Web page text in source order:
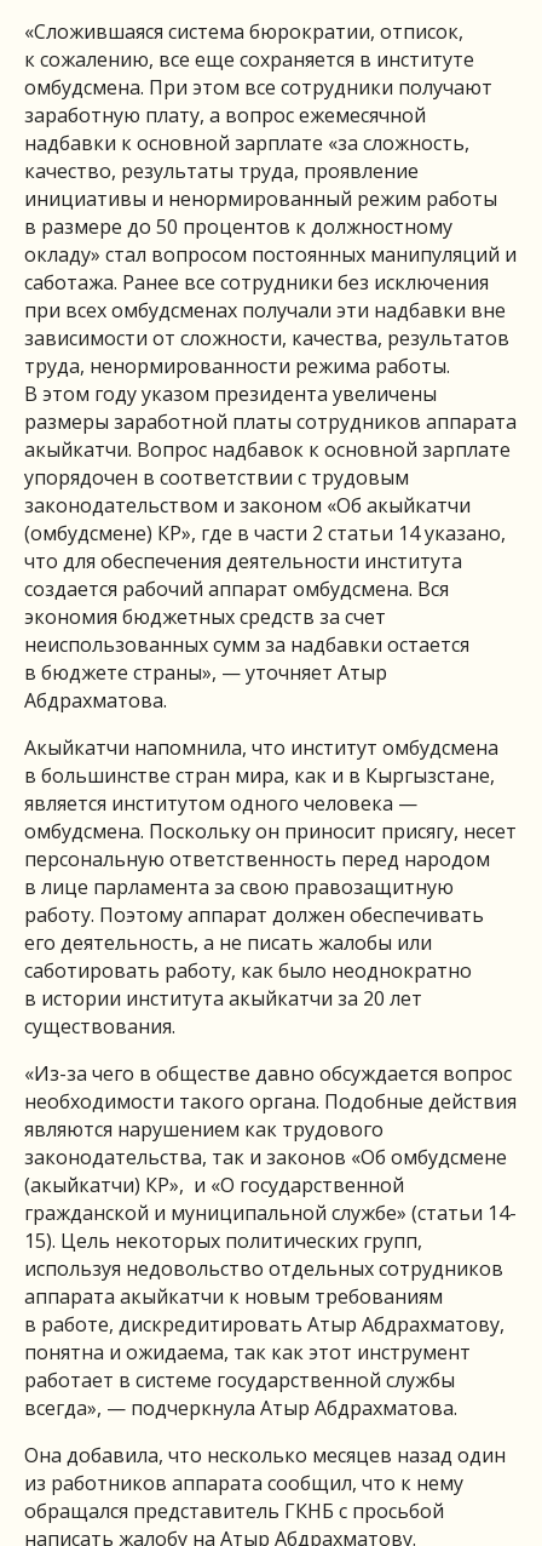
«Сложившаяся система бюрократии, отписок,
к сожалению, все еще сохраняется в институте
омбудсмена. При этом все сотрудники получают
заработную плату, а вопрос ежемесячной
надбавки к основной зарплате «за сложность,
качество, результаты труда, проявление
инициативы и ненормированный режим работы
в размере до 50 процентов к должностному
окладу» стал вопросом постоянных манипуляций и
саботажа. Ранее все сотрудники без исключения
при всех омбудсменах получали эти надбавки вне
зависимости от сложности, качества, результатов
труда, ненормированности режима работы.
В этом году указом президента увеличены
размеры заработной платы сотрудников аппарата
акыйкатчи. Вопрос надбавок к основной зарплате
упорядочен в соответствии с трудовым
законодательством и законом «Об акыйкатчи
(омбудсмене) КР», где в части 2 статьи 14 указано,
что для обеспечения деятельности института
создается рабочий аппарат омбудсмена. Вся
экономия бюджетных средств за счет
неиспользованных сумм за надбавки остается
в бюджете страны», — уточняет Атыр
Абдрахматова.
Акыйкатчи напомнила, что институт омбудсмена
в большинстве стран мира, как и в Кыргызстане,
является институтом одного человека —
омбудсмена. Поскольку он приносит присягу, несет
персональную ответственность перед народом
в лице парламента за свою правозащитную
работу. Поэтому аппарат должен обеспечивать
его деятельность, а не писать жалобы или
саботировать работу, как было неоднократно
в истории института акыйкатчи за 20 лет
существования.
«Из-за чего в обществе давно обсуждается вопрос
необходимости такого органа. Подобные действия
являются нарушением как трудового
законодательства, так и законов «Об омбудсмене
(акыйкатчи) КР», и «О государственной
гражданской и муниципальной службе» (статьи 14-
15). Цель некоторых политических групп,
используя недовольство отдельных сотрудников
аппарата акыйкатчи к новым требованиям
в работе, дискредитировать Атыр Абдрахматову,
понятна и ожидаема, так как этот инструмент
работает в системе государственной службы
всегда», — подчеркнула Атыр Абдрахматова.
Она добавила, что несколько месяцев назад один
из работников аппарата сообщил, что к нему
обращался представитель ГКНБ с просьбой
написать жалобу на Атыр Абдрахматову.